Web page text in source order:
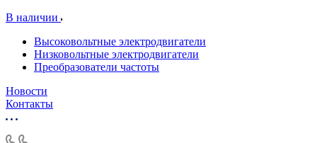
В наличии
Высоковольтные электродвигатели
Низковольтные электродвигатели
Преобразователи частоты
Новости
Контакты